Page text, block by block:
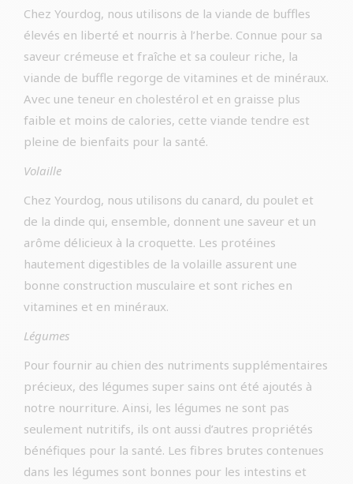
Chez Yourdog, nous utilisons de la viande de buffles
élevés en liberté et nourris à l’herbe. Connue pour sa
saveur crémeuse et fraîche et sa couleur riche, la
viande de buffle regorge de vitamines et de minéraux.
Avec une teneur en cholestérol et en graisse plus
faible et moins de calories, cette viande tendre est
pleine de bienfaits pour la santé.
Volaille
Chez Yourdog, nous utilisons du canard, du poulet et
de la dinde qui, ensemble, donnent une saveur et un
arôme délicieux à la croquette. Les protéines
hautement digestibles de la volaille assurent une
bonne construction musculaire et sont riches en
vitamines et en minéraux.
Légumes
Pour fournir au chien des nutriments supplémentaires
précieux, des légumes super sains ont été ajoutés à
notre nourriture. Ainsi, les légumes ne sont pas
seulement nutritifs, ils ont aussi d’autres propriétés
bénéfiques pour la santé. Les fibres brutes contenues
dans les légumes sont bonnes pour les intestins et